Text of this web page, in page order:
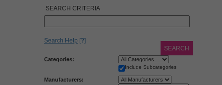
SEARCH CRITERIA
Search Help [?]
SEARCH
Categories:
Include Subcategories
Manufacturers: